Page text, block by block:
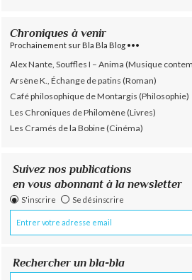
Chroniques à venir
Prochainement sur Bla Bla Blog •••
Alex Nante, Souffles I – Anima (Musique
Arsène K., Échange de patins (Roman)
Café philosophique de Montargis (Philosophie)
Les Chroniques de Philomène (Livres)
Les Cramés de la Bobine (Cinéma)
Suivez nos publications
en vous abonnant à la newsletter
S'inscrire Se désinscrire
Rechercher un bla-bla